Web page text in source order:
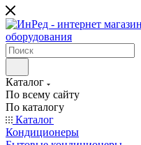
Каталог
По всему сайту
По каталогу
Каталог
Кондиционеры